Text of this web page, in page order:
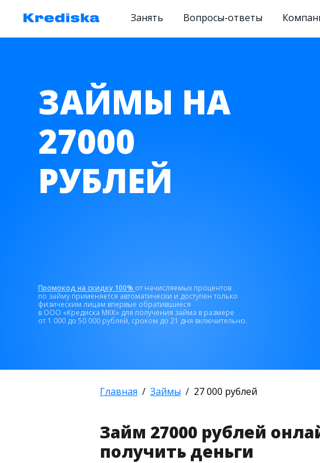
Занять Вопросы-ответы
ЗАЙМЫ НА
27000
РУБЛЕЙ
Промокод на скидку 100% от начисляемых процентов
по займу применяется автоматически и доступен только
физическим лицам впервые обратившиеся
в ООО «Кредиска МКК» для получения займа в размере
от 1 000 до 50 000 рублей, сроком до 21 дня включительно.
Главная Займы 27 000 рублей
Займ 27000 рублей
получить деньги